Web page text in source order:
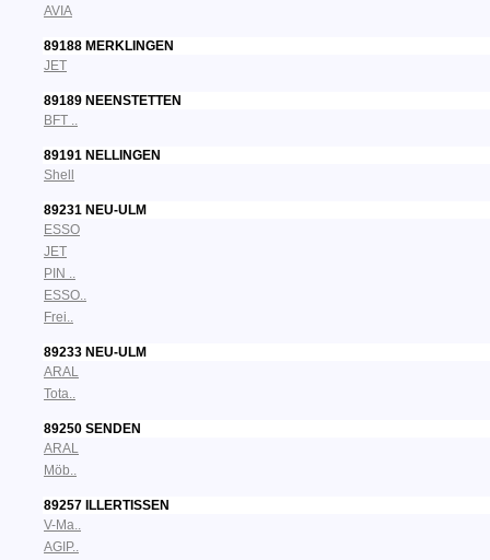
AVIA
89188 MERKLINGEN
JET
89189 NEENSTETTEN
BFT ..
89191 NELLINGEN
Shell
89231 NEU-ULM
ESSO
JET
PIN ..
ESSO..
Frei..
89233 NEU-ULM
ARAL
Tota..
89250 SENDEN
ARAL
Möb..
89257 ILLERTISSEN
V-Ma..
AGIP..